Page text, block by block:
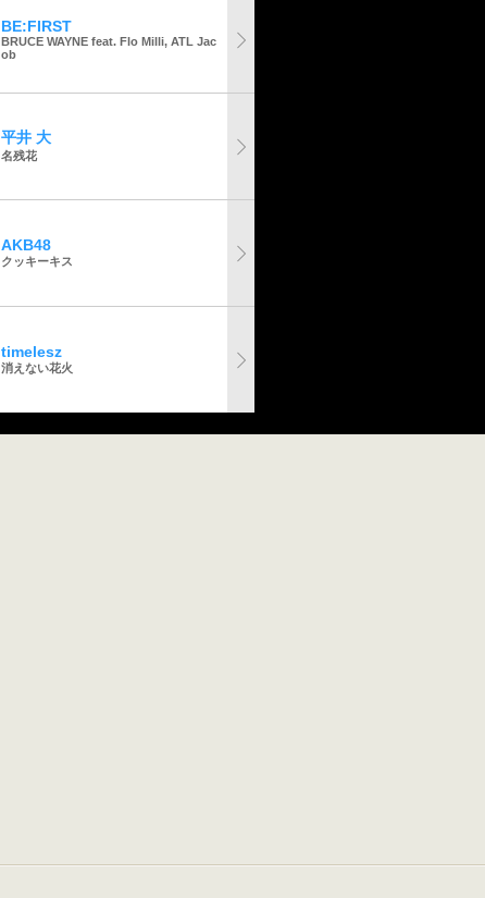
BE:FIRST
BRUCE WAYNE feat. Flo Milli, ATL Jac
ob
平井 大
名残花
AKB48
クッキーキス
timelesz
消えない花火